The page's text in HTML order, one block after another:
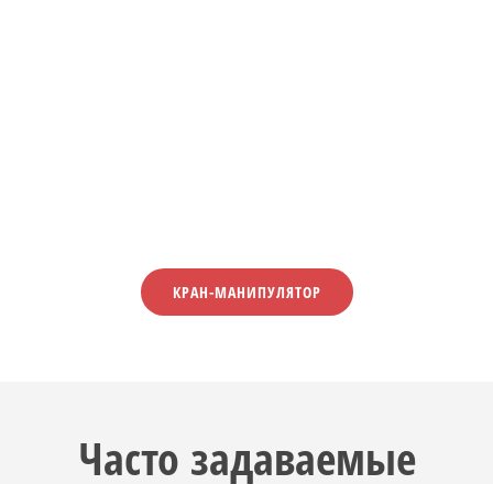
КРАН-МАНИПУЛЯТОР
Часто задаваемые